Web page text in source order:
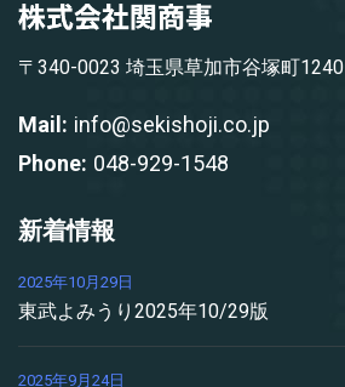
〒340-0023 埼玉県草加市谷塚町1240
Mail: info@sekishoji.co.jp
Phone: 048-929-1548
新着情報
2025年10月29日
東武よみうり2025年10/29版
2025年9月24日